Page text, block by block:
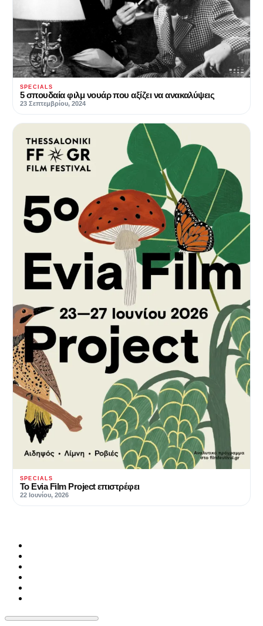
SPECIALS
5 σπουδαία φιλμ νουάρ που αξίζει να ανακαλύψεις
23 Σεπτεμβρίου, 2024
SPECIALS
Το Evia Film Project επιστρέφει
22 Ιουνίου, 2026